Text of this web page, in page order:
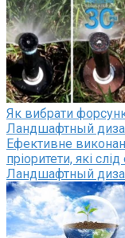
Як вибрати
Ландшафтный
Ефективне
пріоритети, які
Ландшафтный